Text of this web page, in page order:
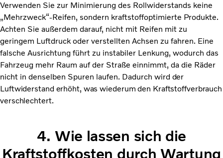
Verwenden Sie zur Minimierung des Rollwiderstands keine
„Mehrzweck“-Reifen, sondern kraftstoffoptimierte Produkte.
Achten Sie außerdem darauf, nicht mit Reifen mit zu
geringem Luftdruck oder verstellten Achsen zu fahren. Eine
falsche Ausrichtung führt zu instabiler Lenkung, wodurch das
Fahrzeug mehr Raum auf der Straße einnimmt, da die Räder
nicht in denselben Spuren laufen. Dadurch wird der
Luftwiderstand erhöht, was wiederum den Kraftstoffverbrauch
verschlechtert.
4. Wie lassen sich die
Kraftstoffkosten durch Wartung